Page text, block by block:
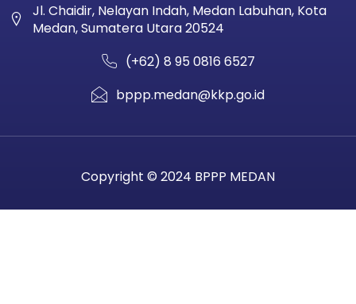
Jl. Chaidir, Nelayan Indah, Medan Labuhan, Kota
Medan, Sumatera Utara 20524
(+62) 8 95 0816 6527
bppp.medan@kkp.go.id
Copyright © 2024 BPPP MEDAN